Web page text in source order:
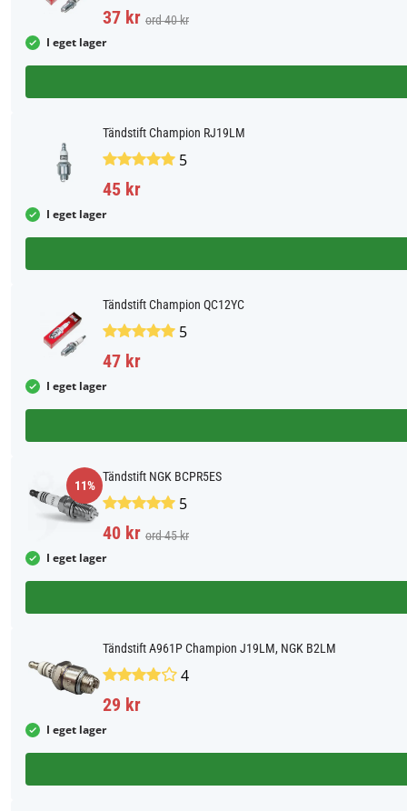
37 kr ord 40 kr
I eget lager
Tändstift Champion RJ19LM
5
45 kr
I eget lager
Tändstift Champion QC12YC
5
47 kr
I eget lager
11%
Tändstift NGK BCPR5ES
5
40 kr ord 45 kr
I eget lager
Tändstift A961P Champion J19LM, NGK B2LM
4
29 kr
I eget lager